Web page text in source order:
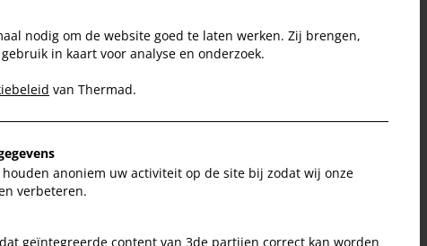
nodig om de website goed te laten werken. Zij brengen,
in kaart voor analyse en onderzoek.
van Thermad.
houden anoniem uw activiteit op de site bij zodat wij onze
verbeteren.
geïntegreerde content van 3de partijen correct kan worden